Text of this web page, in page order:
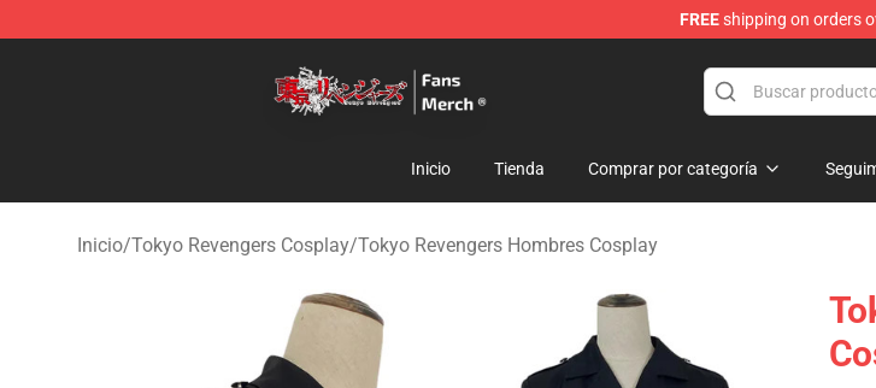
FREEshipping on orders
Inicio Tienda Comprar por categoría
Inicio/Tokyo Revengers Cosplay/Tokyo Revengers Hombres Cosplay